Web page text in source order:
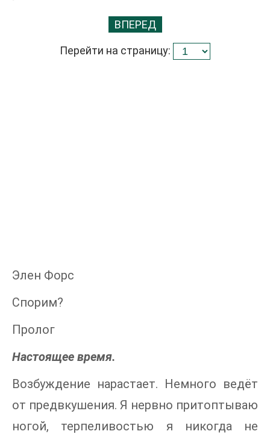
ВПЕРЕД
Перейти на страницу:
Элен Форс
Спорим?
Пролог
Настоящее время.
Возбуждение нарастает. Немного ведёт
от предвкушения. Я нервно притоптываю
ногой, терпеливостью я никогда не